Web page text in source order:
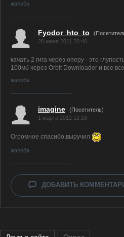
жалоба
Fyodor_hto_to
28 июня 2011 20:40
качать 2 гига через оперу - это
100мб через Orbit Downloader и все
жалоба
imagine
(Посетитель)
1 марта 2012 12:16
Огромное спасибо,выручил
жалоба
ДОБАВИТЬ